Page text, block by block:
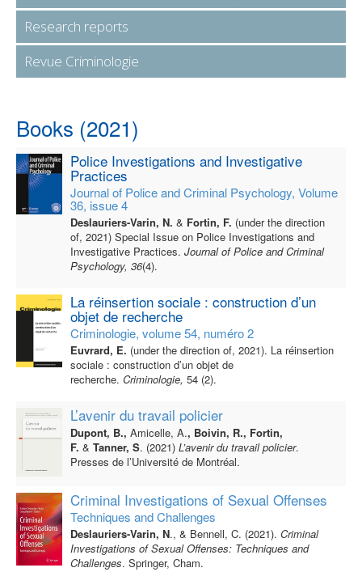
Research reports
Revue Criminologie
Books (2021)
Police Investigations and Investigative
Practices
Journal of Police and Criminal Psychology, Volume
36, issue 4
Deslauriers-Varin, N. & Fortin, F. (under the direction
of, 2021) Special Issue on Police Investigations and
Investigative Practices. Journal of Police and Criminal
Psychology, 36(4).
La réinsertion sociale : construction d’un
objet de recherche
Criminologie, volume 54, numéro 2
Euvrard, E. (under the direction of, 2021). La réinsertion
sociale : construction d’un objet de
recherche. Criminologie, 54 (2).
L’avenir du travail policier
Dupont, B., Amicelle, A., Boivin, R., Fortin,
F. & Tanner, S. (2021) L’avenir du travail policier.
Presses de l’Université de Montréal.
Criminal Investigations of Sexual Offenses
Techniques and Challenges
Deslauriers-Varin, N., & Bennell, C. (2021). Criminal
Investigations of Sexual Offenses: Techniques and
Challenges. Springer, Cham.